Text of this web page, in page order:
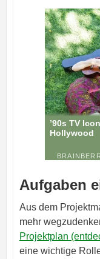
Aufgaben
Aus dem
mehr
Projektplan
eine wichtige